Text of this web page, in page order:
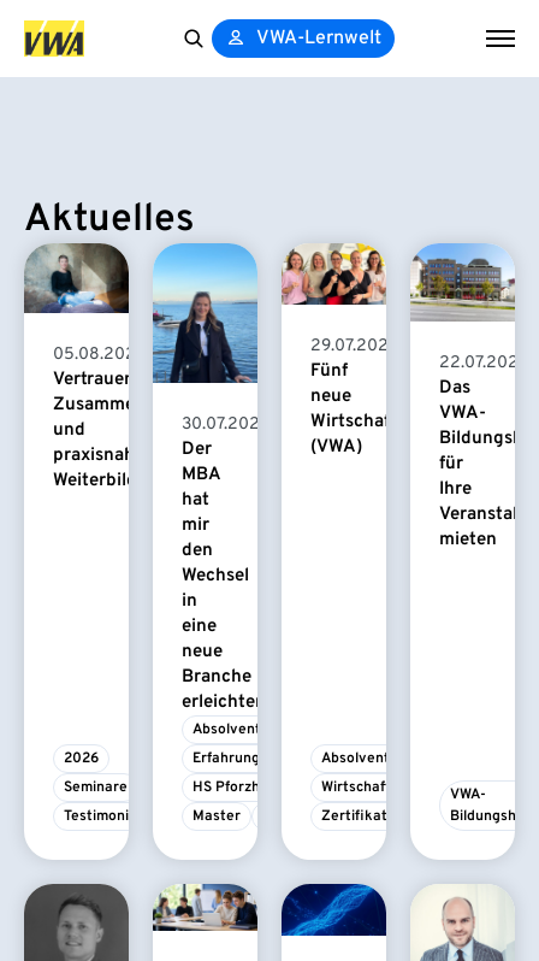
VWA-Lernwelt
Aktuelles
05.08.2026
Vertrauensvolle
Zusammenarbeit
und
praxisnahe
Weiterbildung
2026
Seminare
Testimonial
30.07.2026
Der
MBA
hat
mir
den
Wechsel
in
eine
neue
Branche
erleichtert
Absolvent/-in
Erfahrungsbericht
HS Pforzheim
Master
29.07.2026
Fünf
neue
Wirtschaftspsychologinnen
(VWA)
Absolvent/-in
Wirtschaftspsychologie
Zertifikatskurs
22.07.2026
Das
VWA-
für
Ihre
mieten
VWA-
Bildungshaus